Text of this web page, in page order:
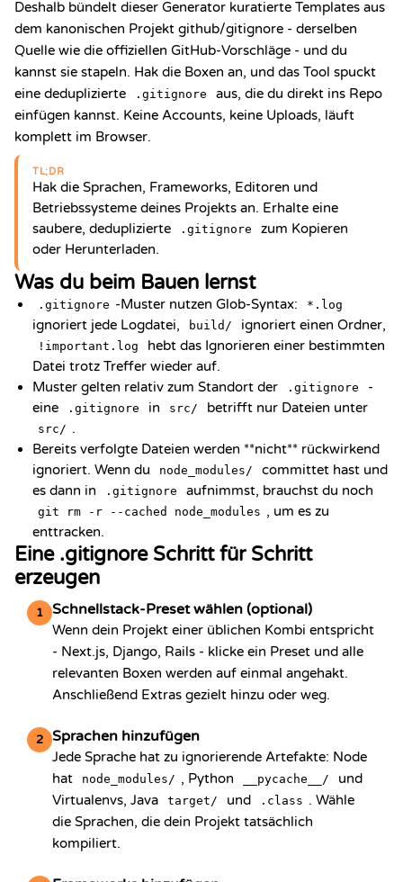
Deshalb bündelt dieser Generator kuratierte Templates aus
dem kanonischen Projekt github/gitignore - derselben
Quelle wie die offiziellen GitHub-Vorschläge - und du
kannst sie stapeln. Hak die Boxen an, und das Tool spuckt
eine deduplizierte
.gitignore
aus, die du direkt ins Repo
einfügen kannst. Keine Accounts, keine Uploads, läuft
komplett im Browser.
TL;DR
Hak die Sprachen, Frameworks, Editoren und
Betriebssysteme deines Projekts an. Erhalte eine
saubere, deduplizierte
.gitignore
zum Kopieren
oder Herunterladen.
Was du beim Bauen lernst
.gitignore -Muster nutzen Glob-Syntax: *.log
ignoriert jede Logdatei, build/ ignoriert einen Ordner,
!important.log
hebt das Ignorieren einer bestimmten
Datei trotz Treffer wieder auf.
Muster gelten relativ zum Standort der
.gitignore
-
eine
.gitignore in src/ betrifft nur Dateien unter
src/ .
Bereits verfolgte Dateien werden **nicht** rückwirkend
ignoriert. Wenn du
node_modules/
committet hast und
es dann in
.gitignore aufnimmst, brauchst du noch
git rm -r --cached node_modules , um es zu
enttracken.
Eine .gitignore Schritt für Schritt
erzeugen
1 Schnellstack-Preset wählen (optional)
Wenn dein Projekt einer üblichen Kombi entspricht
- Next.js, Django, Rails - klicke ein Preset und alle
relevanten Boxen werden auf einmal angehakt.
Anschließend Extras gezielt hinzu oder weg.
2 Sprachen hinzufügen
Jede Sprache hat zu ignorierende Artefakte: Node
hat
node_modules/ , Python __pycache__/
und
Virtualenvs, Java
target/ und .class . Wähle
die Sprachen, die dein Projekt tatsächlich
kompiliert.